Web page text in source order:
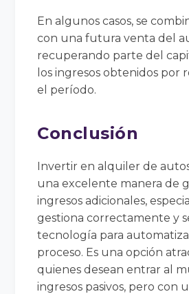
En algunos casos, se
con una futura venta del
recuperando parte del
los ingresos obtenidos por
el período.
Conclusión
Invertir en alquiler de
una excelente manera de
ingresos adicionales,
gestiona correctamente y
tecnología para
proceso. Es una opción
quienes desean entrar al
ingresos pasivos, pero con